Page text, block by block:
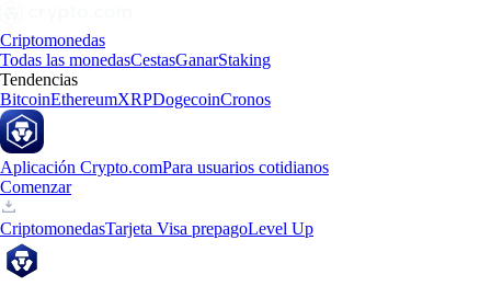
Criptomonedas
Todas las monedasCestasGanarStaking
Tendencias
BitcoinEthereumXRPDogecoinCronos
Aplicación Crypto.comPara usuarios cotidianos
Comenzar
CriptomonedasTarjeta Visa prepagoLevel Up